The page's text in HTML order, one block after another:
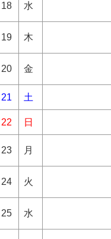
18 水
19 木
20 金
21 土
22 日
23 月
24 火
25 水